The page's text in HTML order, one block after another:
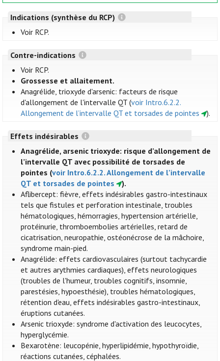
Indications (synthèse du RCP)
Voir RCP.
Contre-indications
Voir RCP.
Grossesse et allaitement.
Anagrélide, trioxyde d'arsenic: facteurs de risque
d'allongement de l'intervalle QT (voir Intro.6.2.2.
Allongement de l’intervalle QT et torsades de pointes
).
Effets indésirables
Anagrélide, arsenic trioxyde: risque d’allongement de
l’intervalle QT avec possibilité de torsades de
pointes (voir Intro.6.2.2. Allongement de l’intervalle
QT et torsades de pointes
).
Aflibercept: fièvre, effets indésirables gastro-intestinaux
tels que fistules et perforation intestinale, troubles
hématologiques, hémorragies, hypertension artérielle,
protéinurie, thromboembolies artérielles, retard de
cicatrisation, neuropathie, ostéonécrose de la mâchoire,
syndrome main-pied.
Anagrélide: effets cardiovasculaires (surtout tachycardie
et autres arythmies cardiaques), effets neurologiques
(troubles de l'humeur, troubles cognitifs, insomnie,
parestésies, hypoesthésie), troubles hématologiques,
rétention d'eau, effets indésirables gastro-intestinaux,
éruptions cutanées.
Arsenic trioxyde: syndrome d'activation des leucocytes,
hyperglycémie.
Bexarotène: leucopénie, hyperlipidémie, hypothyroïdie,
réactions cutanées, céphalées.